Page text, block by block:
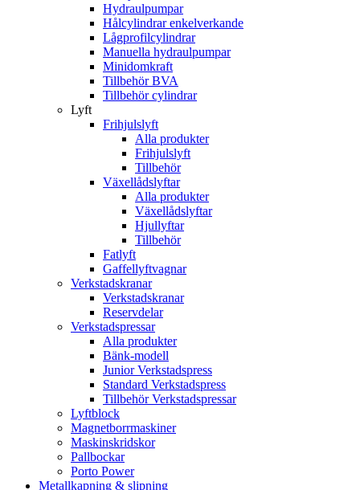
Hydraulpumpar
Hålcylindrar enkelverkande
Lågprofilcylindrar
Manuella hydraulpumpar
Minidomkraft
Tillbehör BVA
Tillbehör cylindrar
Lyft
Frihjulslyft
Alla produkter
Frihjulslyft
Tillbehör
Växellådslyftar
Alla produkter
Växellådslyftar
Hjullyftar
Tillbehör
Fatlyft
Gaffellyftvagnar
Verkstadskranar
Verkstadskranar
Reservdelar
Verkstadspressar
Alla produkter
Bänk-modell
Junior Verkstadspress
Standard Verkstadspress
Tillbehör Verkstadspressar
Lyftblock
Magnetborrmaskiner
Maskinskridskor
Pallbockar
Porto Power
Metallkapning & slipning